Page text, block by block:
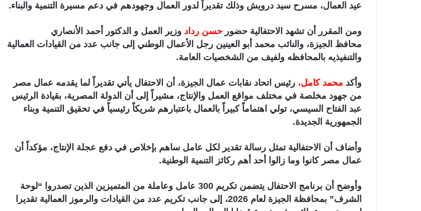
عيد العمال، مسرح سيد درويش وذلك تقديراً لدور العمال وجهودهم في دعم مسيرة التنمية والبناء.
ومن المقرر أن تشهد الاحتفالية حضور حسن رداد وزير العمل و الدكتور أحمد الأنصاري
محافظ الجيزة، والنائب محمد أبو العينين رجل الأعمال الوطني إلى جانب عدد من القيادات العمالية
والتنفيذيه بالمحافظه ولفيف من الشخصيات العامة.
وأكد محمد كامل، رئيس اتحاد نقابات عمال الجيزة، أن الاحتفال يأتي تقديراً لما يقدمه عمال مصر
من جهود مخلصة في مختلف مواقع العمل والإنتاج، مشيراً إلى أن الدولة المصرية، بقيادة الرئيس
عبد الفتاح السيسي، تولي اهتماماً كبيراً بالعمال باعتبارهم شريكاً رئيسياً في تحقيق التنمية وبناء
الجمهورية الجديدة.
وأضاف أن الاحتفالية تمثل رسالة تقدير لكل عامل ساهم بإخلاص في دفع عجلة الإنتاج، مؤكداً أن
عمال مصر كانوا وما زالوا أحد أهم ركائز التنمية الوطنية.
وأوضح أن برنامج الاحتفال يتضمن تكريم 300 عامل وعاملة من المتميزين الذين تصدروا “لوحة
الشرف” بمحافظة الجيزة لعام 2026، إلى جانب تكريم عدد من القيادات والرموز العمالية تقديرا